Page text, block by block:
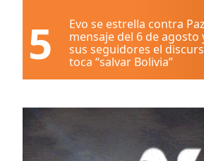
5
Evo se estrella contra
mensaje del 6 de
sus seguidores el
toca “salvar Bolivia”